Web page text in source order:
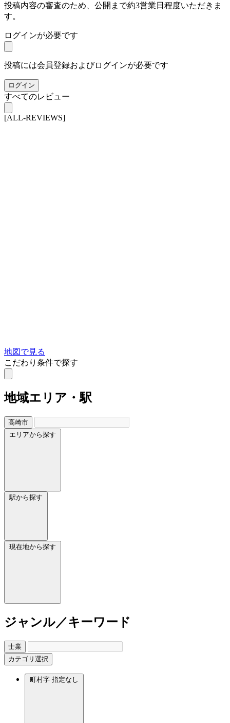
投稿内容の審査のため、公開まで約3営業日程度いただきま
す。
ログインが必要です
投稿には会員登録およびログインが必要です
ログイン
すべてのレビュー
[ALL-REVIEWS]
地図で見る
こだわり条件で探す
地域エリア・駅
高崎市
エリアから探す
駅から探す
現在地から探す
ジャンル／キーワード
士業
カテゴリ選択
町村字 指定なし